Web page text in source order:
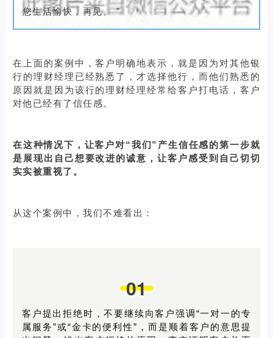
您生活愉快，再见。 ”
在上面的案例中，客户明确地表示，就是因为对其他银
行的理财经理已经熟悉了，才选择他行，而他们熟悉的
原因就是因为该行的理财经理经常给客户打电话，客户
对他已经有了信任感。
在这种情况下，让客户对“我们”产生信任感的第一步就
是展现出自己想要改进的诚意，让客户感受到自己切切
实实被重视了。
从这个案例中，我们不难看出：
01
客户提出拒绝时，不要继续向客户强调“一对一的专
属服务”或“金卡的便利性”，而是顺着客户的意思提